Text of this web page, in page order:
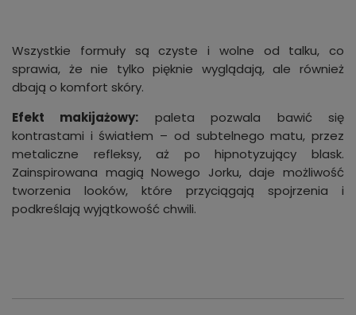
Wszystkie formuły są czyste i wolne od talku, co
sprawia, że nie tylko pięknie wyglądają, ale również
dbają o komfort skóry.
Efekt makijażowy: paleta pozwala bawić się
kontrastami i światłem – od subtelnego matu, przez
metaliczne refleksy, aż po hipnotyzujący blask.
Zainspirowana magią Nowego Jorku, daje możliwość
tworzenia looków, które przyciągają spojrzenia i
podkreślają wyjątkowość chwili.